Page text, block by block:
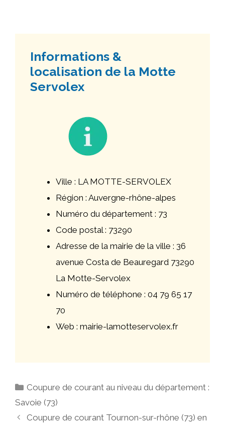
Informations &
localisation de la Motte
Servolex
Ville : LA MOTTE-SERVOLEX
Région : Auvergne-rhône-alpes
Numéro du département : 73
Code postal : 73290
Adresse de la mairie de la ville : 36
avenue Costa de Beauregard 73290
La Motte-Servolex
Numéro de téléphone : 04 79 65 17
70
Web : mairie-lamotteservolex.fr
Catégories
Coupure de courant au niveau du département :
Savoie (73)
Navigation
Coupure de courant Tournon-sur-rhône (73) en